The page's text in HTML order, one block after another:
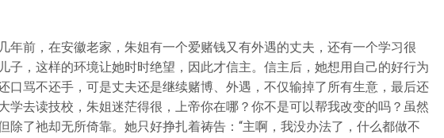
年前，在安徽老家，朱姐有一个爱赌钱又有外遇的丈夫，还有一个学习很
子，这样的环境让她时时绝望，因此才信主。信主后，她想用自己的好行为
口骂不还手，可是丈夫还是继续赌博、外遇，不仅输掉了所有生意，最后还
学去读技校，朱姐迷茫得很，上帝你在哪？你不是可以帮我改变的吗？虽然
除了祂却无所倚靠。她只好挣扎着祷告：“主啊，我没办法了，什么都做不